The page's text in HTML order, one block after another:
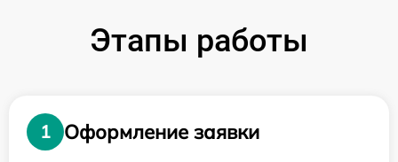
Этапы работы
1
Оформление заявки